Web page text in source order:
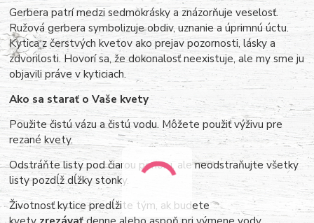
Gerbera patrí medzi sedmokrásky a znázorňuje veselosť.
Ružová gerbera symbolizuje obdiv, uznanie a úprimnú úctu.
Kytica z čerstvých kvetov ako prejav pozornosti, lásky a
zdvorilosti. Hovorí sa, že dokonalosť neexistuje, ale my sme ju
objavili práve v kyticiach.
Ako sa starať o Vaše kvety
Použite čistú vázu a čistú vodu. Môžete použiť výživu pre
rezané kvety.
Odstráňte listy pod čiarou ponoru, ale neodstraňujte všetky
listy pozdĺž dĺžky stonky.
Životnosť kytice predĺžite tým, ak budete